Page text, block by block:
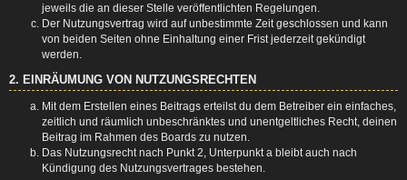
jeweils die an dieser Stelle veröffentlichten Regelungen.
Der Nutzungsvertrag wird auf unbestimmte Zeit geschlossen und kann
von beiden Seiten ohne Einhaltung einer Frist jederzeit gekündigt
werden.
2. EINRÄUMUNG VON NUTZUNGSRECHTEN
Mit dem Erstellen eines Beitrags erteilst du dem Betreiber ein einfaches,
zeitlich und räumlich unbeschränktes und unentgeltliches Recht, deinen
Beitrag im Rahmen des Boards zu nutzen.
Das Nutzungsrecht nach Punkt 2, Unterpunkt a bleibt auch nach
Kündigung des Nutzungsvertrages bestehen.